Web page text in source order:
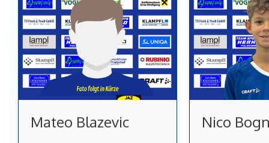
Mateo Blazevic Nico